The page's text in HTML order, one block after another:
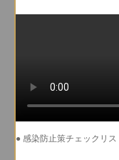
● 感染防止策チェックリス